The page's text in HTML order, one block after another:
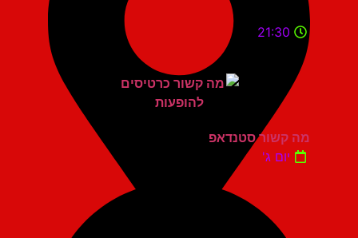
21:30
מה קשור סטנדאפ
יום ג'